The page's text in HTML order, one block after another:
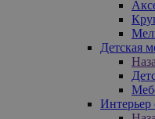
Детская
Интерьер